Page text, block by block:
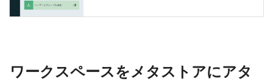
ワークスペースをメタストアにアタ